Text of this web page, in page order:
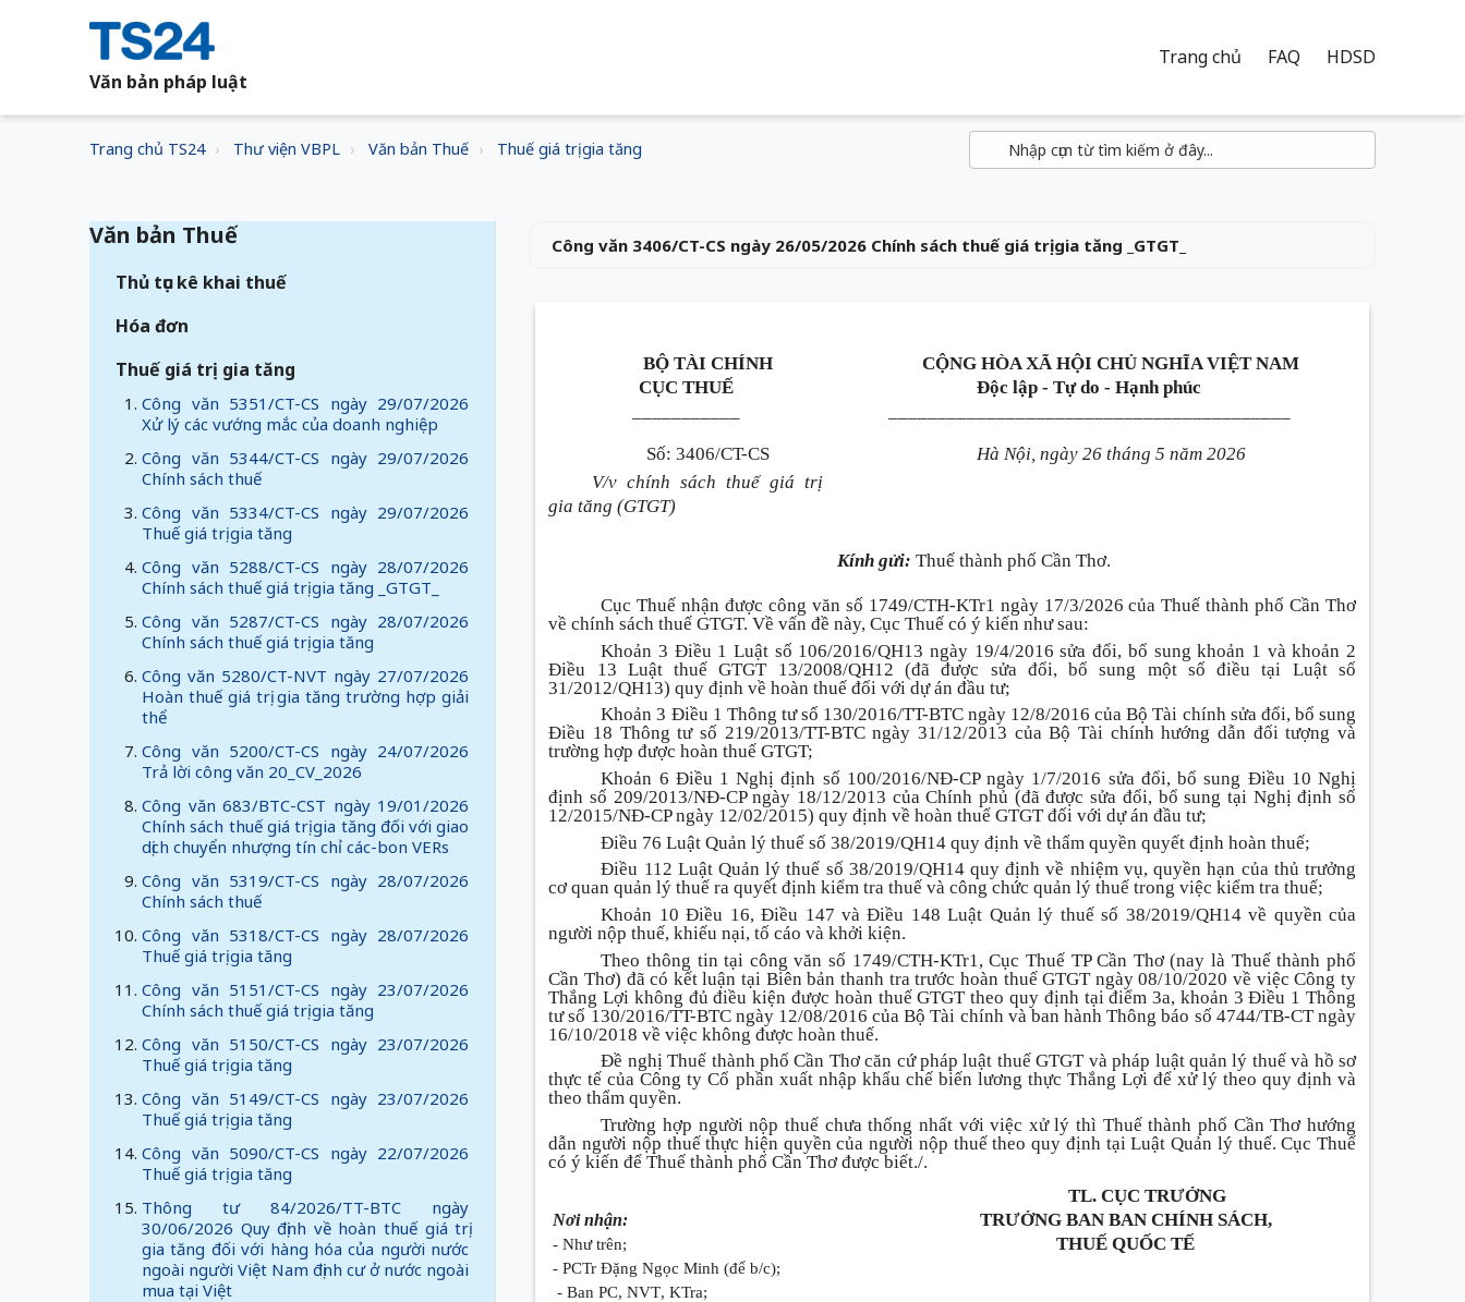
Văn bản pháp luật
Trang chủ FAQ HDSD
Trang chủ TS24 Thư viện VBPL Văn bản Thuế Thuế giá trị gia tăng
Văn bản Thuế
Thủ tục kê khai thuế
Hóa đơn
Thuế giá trị gia tăng
Công văn 5351/CT-CS ngày 29/07/2026
Xử lý các vướng mắc của doanh nghiệp
Công văn 5344/CT-CS ngày 29/07/2026
Chính sách thuế
Công văn 5334/CT-CS ngày 29/07/2026
Thuế giá trị gia tăng
Công văn 5288/CT-CS ngày 28/07/2026
Chính sách thuế giá trị gia tăng _GTGT_
Công văn 5287/CT-CS ngày 28/07/2026
Chính sách thuế giá trị gia tăng
Công văn 5280/CT-NVT ngày 27/07/2026
Hoàn thuế giá trị gia tăng trường hợp giải
thể
Công văn 5200/CT-CS ngày 24/07/2026
Trả lời công văn 20_CV_2026
Công văn 683/BTC-CST ngày 19/01/2026
Chính sách thuế giá trị gia tăng đối với giao
dịch chuyển nhượng tín chỉ các-bon VERs
Công văn 5319/CT-CS ngày 28/07/2026
Chính sách thuế
Công văn 5318/CT-CS ngày 28/07/2026
Thuế giá trị gia tăng
Công văn 5151/CT-CS ngày 23/07/2026
Chính sách thuế giá trị gia tăng
Công văn 5150/CT-CS ngày 23/07/2026
Thuế giá trị gia tăng
Công văn 5149/CT-CS ngày 23/07/2026
Thuế giá trị gia tăng
Công văn 5090/CT-CS ngày 22/07/2026
Thuế giá trị gia tăng
Thông tư 84/2026/TT-BTC ngày
30/06/2026 Quy định về hoàn thuế giá trị
gia tăng đối với hàng hóa của người nước
ngoài người Việt Nam định cư ở nước ngoài
mua tại Việt
Công văn 3406/CT-CS ngày 26/05/2026 Chính sách thuế giá trị gia tăng _GTGT_
BỘ TÀI CHÍNH
CỤC THUẾ
CỘNG HÒA XÃ HỘI CHỦ NGHĨA VIỆT NAM
Độc lập - Tự do - Hạnh phúc
Số: 3406/CT-CS
V/v chính sách thuế giá trị
gia tăng (GTGT)
Hà Nội, ngày 26 tháng 5 năm 2026
Kính gửi: Thuế thành phố Cần Thơ.
Cục Thuế nhận được công văn số 1749/CTH-KTr1 ngày 17/3/2026 của Thuế thành phố Cần Thơ
về chính sách thuế GTGT. Về vấn đề này, Cục Thuế có ý kiến như sau:
Khoản 3 Điều 1 Luật số 106/2016/QH13 ngày 19/4/2016 sửa đổi, bổ sung khoản 1 và khoản 2
Điều 13 Luật thuế GTGT 13/2008/QH12 (đã được sửa đổi, bổ sung một số điều tại Luật số
31/2012/QH13) quy định về hoàn thuế đối với dự án đầu tư;
Khoản 3 Điều 1 Thông tư số 130/2016/TT-BTC ngày 12/8/2016 của Bộ Tài chính sửa đổi, bổ sung
Điều 18 Thông tư số 219/2013/TT-BTC ngày 31/12/2013 của Bộ Tài chính hướng dẫn đối tượng và
trường hợp được hoàn thuế GTGT;
Khoản 6 Điều 1 Nghị định số 100/2016/NĐ-CP ngày 1/7/2016 sửa đổi, bổ sung Điều 10 Nghị
định số 209/2013/NĐ-CP ngày 18/12/2013 của Chính phủ (đã được sửa đổi, bổ sung tại Nghị định số
12/2015/NĐ-CP ngày 12/02/2015) quy định về hoàn thuế GTGT đối với dự án đầu tư;
Điều 76 Luật Quản lý thuế số 38/2019/QH14 quy định về thẩm quyền quyết định hoàn thuế;
Điều 112 Luật Quản lý thuế số 38/2019/QH14 quy định về nhiệm vụ, quyền hạn của thủ trưởng
cơ quan quản lý thuế ra quyết định kiểm tra thuế và công chức quản lý thuế trong việc kiểm tra thuế;
Khoản 10 Điều 16, Điều 147 và Điều 148 Luật Quản lý thuế số 38/2019/QH14 về quyền của
người nộp thuế, khiếu nại, tố cáo và khởi kiện.
Theo thông tin tại công văn số 1749/CTH-KTr1, Cục Thuế TP Cần Thơ (nay là Thuế thành phố
Cần Thơ) đã có kết luận tại Biên bản thanh tra trước hoàn thuế GTGT ngày 08/10/2020 về việc Công ty
Thắng Lợi không đủ điều kiện được hoàn thuế GTGT theo quy định tại điểm 3a, khoản 3 Điều 1 Thông
tư số 130/2016/TT-BTC ngày 12/08/2016 của Bộ Tài chính và ban hành Thông báo số 4744/TB-CT ngày
16/10/2018 về việc không được hoàn thuế.
Đề nghị Thuế thành phố Cần Thơ căn cứ pháp luật thuế GTGT và pháp luật quản lý thuế và hồ sơ
thực tế của Công ty Cổ phần xuất nhập khẩu chế biến lương thực Thắng Lợi để xử lý theo quy định và
theo thẩm quyền.
Trường hợp người nộp thuế chưa thống nhất với việc xử lý thì Thuế thành phố Cần Thơ hướng
dẫn người nộp thuế thực hiện quyền của người nộp thuế theo quy định tại Luật Quản lý thuế. Cục Thuế
có ý kiến để Thuế thành phố Cần Thơ được biết./.
Nơi nhận:
- Như trên;
- PCTr Đặng Ngọc Minh (để b/c);
- Ban PC, NVT, KTra;
TL. CỤC TRƯỞNG
TRƯỞNG BAN BAN CHÍNH SÁCH,
THUẾ QUỐC TẾ